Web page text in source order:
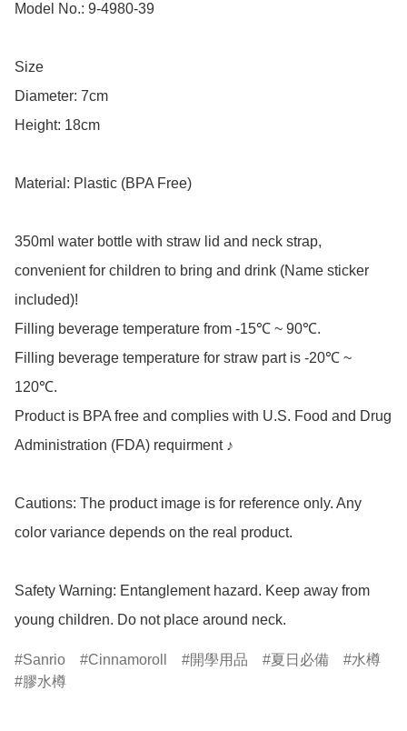
Model No.: 9-4980-39
Size
Diameter: 7cm
Height: 18cm
Material: Plastic (BPA Free)
350ml water bottle with straw lid and neck strap,
convenient for children to bring and drink (Name sticker
included)!
Filling beverage temperature from -15℃ ~ 90℃.
Filling beverage temperature for straw part is -20℃ ~
120℃.
Product is BPA free and complies with U.S. Food and Drug
Administration (FDA) requirment ♪
Cautions: The product image is for reference only. Any
color variance depends on the real product.
Safety Warning: Entanglement hazard. Keep away from
young children. Do not place around neck.
Sanrio Cinnamoroll 開學用品 夏日必備
水樽
膠水樽